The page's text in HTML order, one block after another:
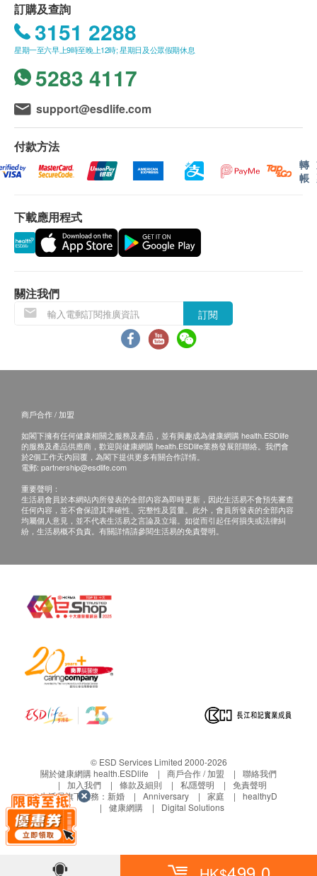
維持心臟及 肝臟健康、舒緩體力疲勞、增強免疫
力
主要成份
蟲草CS4提取物、靈芝提取物、西洋參、姬松茸
食用方法
保健用量每日 1 次，每次 2 粒；加強用量每日 2 次，
運費。
我們將於確定訂單後3-5個工作天內安排發貨。
不排除運送時間會因節日而有所影響。當八號烈風
訊號懸掛或黑色暴雨警告生效時，送貨服務時間將
會延遲。
所有訂單須視乎相關貨品的供應情況再作最後確
認。倘若生活易未能提供任何訂單上的貨品，生活
易有權拒絕接受該訂單，並且會於送貨前透過電話
或電郵通知顧客再作安排。
貨品質量保證，於顧客收到產品當日起計，食用期
應最少有9個月或以上。
當顧客收取已訂購之貨品時，有責任檢查貨品是否
有損毀情況，一經確認簽收，恕不接受退換。
退換產品必須包裝完整，如退換之產品有任何殘缺
或過期退回，供應商有權不受理。
電郵: cs@wrightlife.com.hk
查詢熱線: 2114 2333 / 6735 6223
訂購及查詢
3151 2288
星期一至六早上9時至晚上12時; 星期日及公眾假期休息
5283 4117
support@esdlife.com
付款方法
轉
帳
下載應用程式
關注我們
訂閱
商戶合作 / 加盟
如閣下擁有任何健康相關之服務及產品，並有興趣成為健康網購 health.ESDlife
的服務及產品供應商，歡迎與健康網購 health.ESDlife業務發展部聯絡。我們會
於2個工作天內回覆，為閣下提供更多有關合作詳情。
電郵: partnership@esdlife.com
重要聲明：
生活易會員於本網站內所發表的全部內容為即時更新，因此生活易不會預先審查
任何內容，並不會保證其準確性、完整性及質量。此外，會員所發表的全部內容
均屬個人意見，並不代表生活易之言論及立場。如從而引起任何損失或法律糾
紛，生活易概不負責。有關詳情請參閱生活易的免責聲明。
© ESD Services Limited 2000-2026
關於健康網購 health.ESDlife
商戶合作 / 加盟
聯絡我們
加入我們
條款及細則 私隱聲明
免責聲明
生活易旗下業務： 新婚 Anniversary 家庭
healthyD
健康網購
Digital Solutions